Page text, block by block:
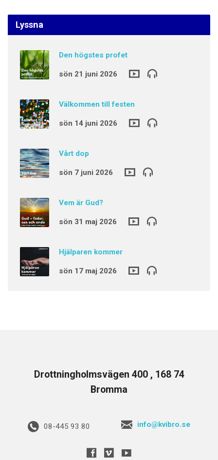
Lyssna
Den högstes profet
sön 21 juni 2026
Välkommen till festen
sön 14 juni 2026
Vårt dop
sön 7 juni 2026
Vem är Gud?
sön 31 maj 2026
Hjälparen kommer
sön 17 maj 2026
Drottningholmsvägen 400 , 168 74
Bromma
08-445 93 80 info@kvibro.se